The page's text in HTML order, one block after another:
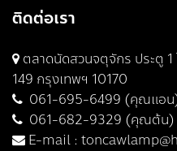
ติดต่อเรา
ตลาดนัดสวนจตุจักร ประตู
149 กรุงเทพฯ 10170
061-695-6499 (คุณแอ
061-682-9329 (คุณต้น)
E-mail :